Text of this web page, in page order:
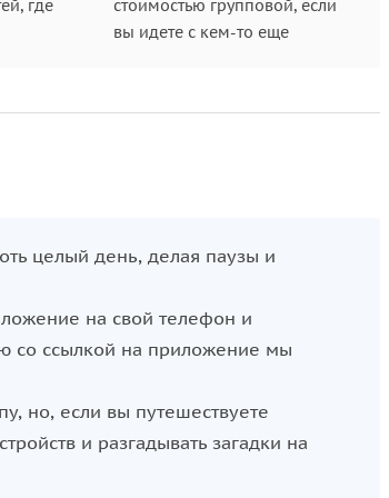
где
стоимостью групповой, если
вы идете с кем-то еще
целый день, делая паузы и
на свой телефон и
со ссылкой на приложение мы
но, если вы путешествуете
и разгадывать загадки на